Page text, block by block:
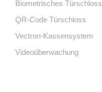
Biometrisches Türschloss
QR-Code Türschloss
Vectron-Kassensystem
Videoüberwachung